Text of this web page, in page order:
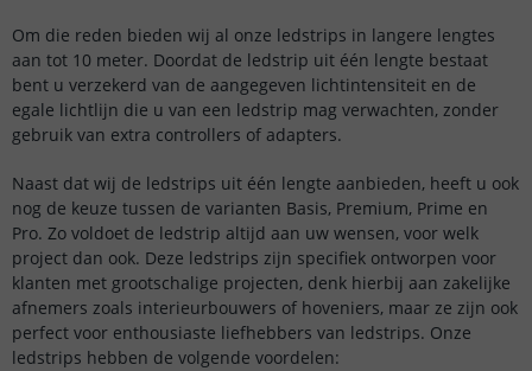
Om die reden bieden wij al onze ledstrips in langere lengtes
aan tot 10 meter. Doordat de ledstrip uit één lengte bestaat
bent u verzekerd van de aangegeven lichtintensiteit en de
egale lichtlijn die u van een ledstrip mag verwachten, zonder
gebruik van extra controllers of adapters.
Naast dat wij de ledstrips uit één lengte aanbieden, heeft u ook
nog de keuze tussen de varianten Basis, Premium, Prime en
Pro. Zo voldoet de ledstrip altijd aan uw wensen, voor welk
project dan ook. Deze ledstrips zijn specifiek ontworpen voor
klanten met grootschalige projecten, denk hierbij aan zakelijke
afnemers zoals interieurbouwers of hoveniers, maar ze zijn ook
perfect voor enthousiaste liefhebbers van ledstrips. Onze
ledstrips hebben de volgende voordelen: